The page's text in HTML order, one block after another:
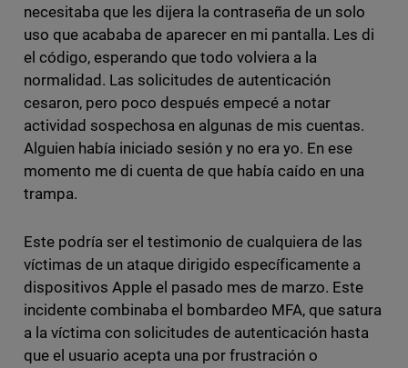
necesitaba que les dijera la contraseña de un solo
uso que acababa de aparecer en mi pantalla. Les di
el código, esperando que todo volviera a la
normalidad. Las solicitudes de autenticación
cesaron, pero poco después empecé a notar
actividad sospechosa en algunas de mis cuentas.
Alguien había iniciado sesión y no era yo. En ese
momento me di cuenta de que había caído en una
trampa.
Este podría ser el testimonio de cualquiera de las
víctimas de un ataque dirigido específicamente a
dispositivos Apple el pasado mes de marzo. Este
incidente combinaba el bombardeo MFA, que satura
a la víctima con solicitudes de autenticación hasta
que el usuario acepta una por frustración o